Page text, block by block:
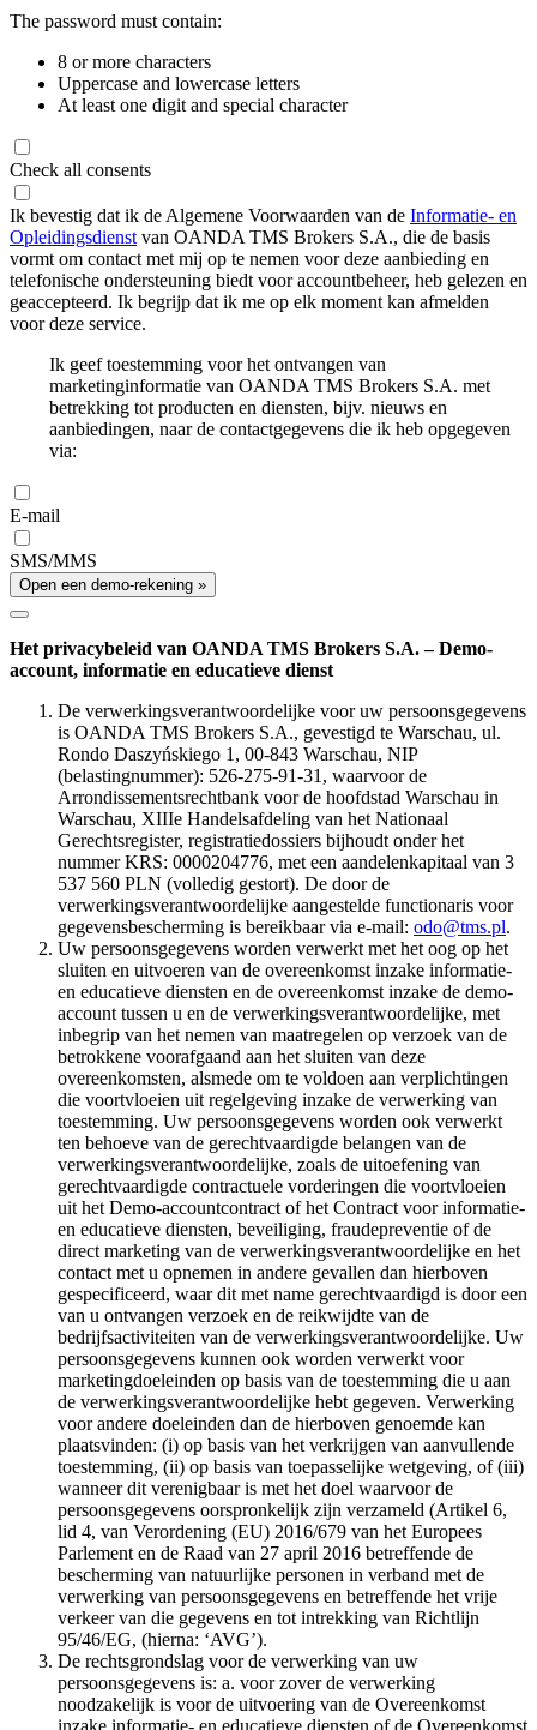
The password must contain:
8 or more characters
Uppercase and lowercase letters
At least one digit and special character
Check all consents
Ik bevestig dat ik de Algemene Voorwaarden van de Informatie- en
Opleidingsdienst van OANDA TMS Brokers S.A., die de basis
vormt om contact met mij op te nemen voor deze aanbieding en
telefonische ondersteuning biedt voor accountbeheer, heb gelezen en
geaccepteerd. Ik begrijp dat ik me op elk moment kan afmelden
voor deze service.
Ik geef toestemming voor het ontvangen van
marketinginformatie van OANDA TMS Brokers S.A. met
betrekking tot producten en diensten, bijv. nieuws en
aanbiedingen, naar de contactgegevens die ik heb opgegeven
via:
E-mail
SMS/MMS
Open een demo-rekening »
Het privacybeleid van OANDA TMS Brokers S.A. – Demo-
account, informatie en educatieve dienst
De verwerkingsverantwoordelijke voor uw persoonsgegevens
is OANDA TMS Brokers S.A., gevestigd te Warschau, ul.
Rondo Daszyńskiego 1, 00-843 Warschau, NIP
(belastingnummer): 526-275-91-31, waarvoor de
Arrondissementsrechtbank voor de hoofdstad Warschau in
Warschau, XIIIe Handelsafdeling van het Nationaal
Gerechtsregister, registratiedossiers bijhoudt onder het
nummer KRS: 0000204776, met een aandelenkapitaal van 3
537 560 PLN (volledig gestort). De door de
verwerkingsverantwoordelijke aangestelde functionaris voor
gegevensbescherming is bereikbaar via e-mail: odo@tms.pl.
Uw persoonsgegevens worden verwerkt met het oog op het
sluiten en uitvoeren van de overeenkomst inzake informatie-
en educatieve diensten en de overeenkomst inzake de demo-
account tussen u en de verwerkingsverantwoordelijke, met
inbegrip van het nemen van maatregelen op verzoek van de
betrokkene voorafgaand aan het sluiten van deze
overeenkomsten, alsmede om te voldoen aan verplichtingen
die voortvloeien uit regelgeving inzake de verwerking van
toestemming. Uw persoonsgegevens worden ook verwerkt
ten behoeve van de gerechtvaardigde belangen van de
verwerkingsverantwoordelijke, zoals de uitoefening van
gerechtvaardigde contractuele vorderingen die voortvloeien
uit het Demo-accountcontract of het Contract voor informatie-
en educatieve diensten, beveiliging, fraudepreventie of de
direct marketing van de verwerkingsverantwoordelijke en het
contact met u opnemen in andere gevallen dan hierboven
gespecificeerd, waar dit met name gerechtvaardigd is door een
van u ontvangen verzoek en de reikwijdte van de
bedrijfsactiviteiten van de verwerkingsverantwoordelijke. Uw
persoonsgegevens kunnen ook worden verwerkt voor
marketingdoeleinden op basis van de toestemming die u aan
de verwerkingsverantwoordelijke hebt gegeven. Verwerking
voor andere doeleinden dan de hierboven genoemde kan
plaatsvinden: (i) op basis van het verkrijgen van aanvullende
toestemming, (ii) op basis van toepasselijke wetgeving, of (iii)
wanneer dit verenigbaar is met het doel waarvoor de
persoonsgegevens oorspronkelijk zijn verzameld (Artikel 6,
lid 4, van Verordening (EU) 2016/679 van het Europees
Parlement en de Raad van 27 april 2016 betreffende de
bescherming van natuurlijke personen in verband met de
verwerking van persoonsgegevens en betreffende het vrije
verkeer van die gegevens en tot intrekking van Richtlijn
95/46/EG, (hierna: ‘AVG’).
De rechtsgrondslag voor de verwerking van uw
persoonsgegevens is: a. voor zover de verwerking
noodzakelijk is voor de uitvoering van de Overeenkomst
inzake informatie- en educatieve diensten of de Overeenkomst